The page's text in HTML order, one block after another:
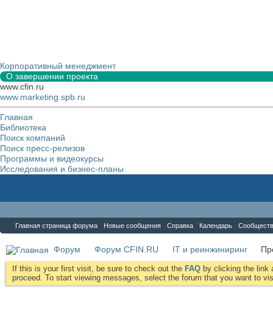
Корпоративный менеджмент
О завершении проекта
www.cfin.ru
www.marketing.spb.ru
Главная
Библиотека
Поиск компаний
Поиск пресс-релизов
Программы и видеокурсы
Исследования и бизнес-планы
Главная страница форума Новые сообщения Справка Календарь
Форум Форум CFIN.RU IT и реинжиниринг
If this is your first visit, be sure to check out the FAQ by clicking the link
proceed. To start viewing messages, select the forum that you want to